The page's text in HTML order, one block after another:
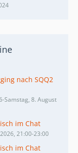
nach SQQ2
Samstag, 8. August
im Chat
21:00-23:00
im Chat